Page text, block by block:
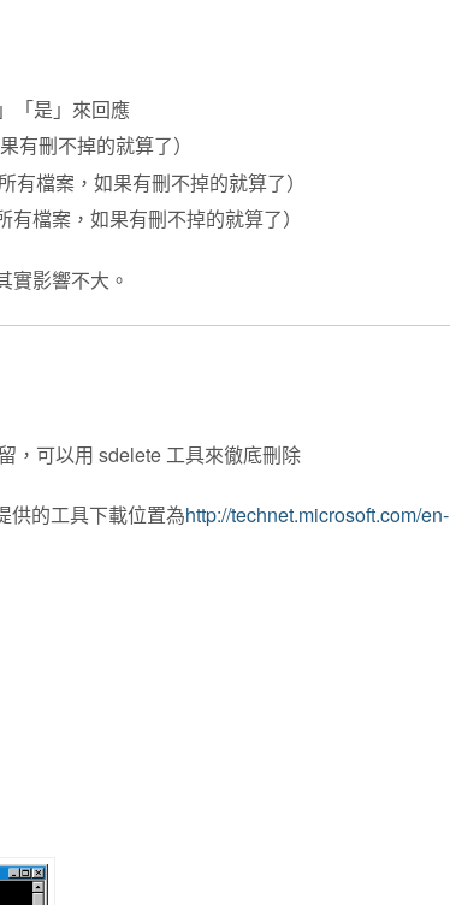
「是」來回應
有刪不掉的就算了）
所有檔案，如果有刪不掉的就算了）
所有檔案，如果有刪不掉的就算了）
實影響不大。
，可以用 sdelete 工具來徹底刪除
供的工具下載位置為http://technet.microsoft.com/en-